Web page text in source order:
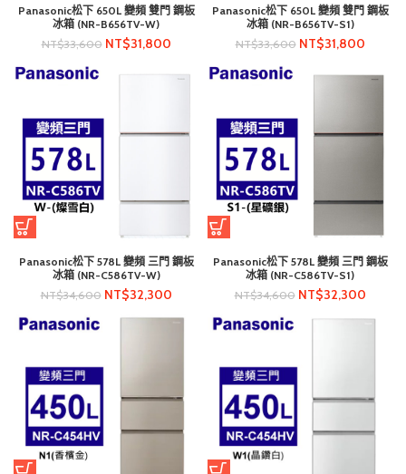
Panasonic松下 650L 變頻 雙門 鋼板
冰箱 (NR-B656TV-W)
NT$33,600 NT$31,800
Panasonic松下 650L 變頻 雙門 鋼板
冰箱 (NR-B656TV-S1)
NT$33,600 NT$31,800
Panasonic松下 578L 變頻 三門 鋼板
冰箱 (NR-C586TV-W)
NT$34,600 NT$32,300
Panasonic松下 578L 變頻 三門 鋼板
冰箱 (NR-C586TV-S1)
NT$34,600 NT$32,300